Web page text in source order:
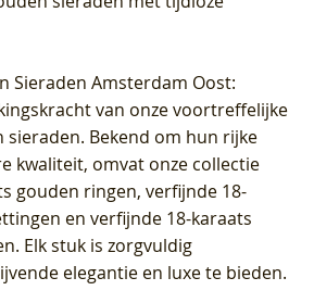
Sieraden Amsterdam Oost:
van onze voortreffelijke
sieraden. Bekend om hun rijke
kwaliteit, omvat onze collectie
gouden ringen, verfijnde 18-
en verfijnde 18-karaats
Elk stuk is zorgvuldig
elegantie en luxe te bieden.